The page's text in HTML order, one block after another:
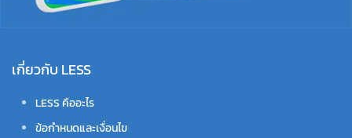
เกี่ยวกับ LESS
LESS คืออะไร
ข้อกำหนดและเงื่อนไข